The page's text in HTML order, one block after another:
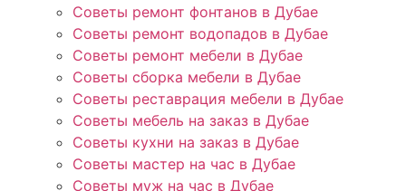
Советы ремонт фонтанов в Дубае
Советы ремонт водопадов в Дубае
Советы ремонт мебели в Дубае
Советы сборка мебели в Дубае
Советы реставрация мебели в Дубае
Советы мебель на заказ в Дубае
Советы кухни на заказ в Дубае
Советы мастер на час в Дубае
Советы муж на час в Дубае